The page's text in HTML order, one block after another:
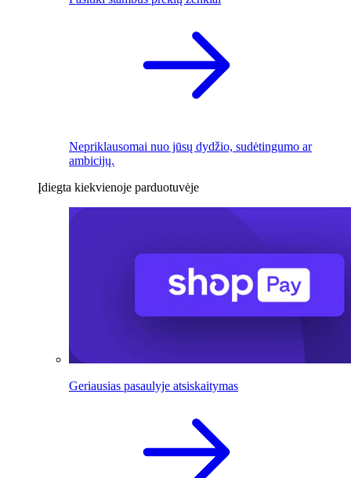
Nepriklausomai nuo jūsų dydžio, sudėtingumo ar
ambicijų.
Įdiegta kiekvienoje parduotuvėje
Geriausias pasaulyje atsiskaitymas